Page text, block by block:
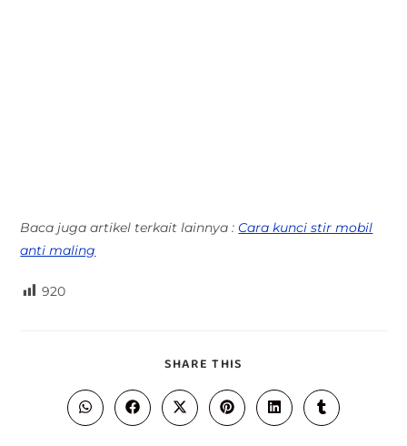
Baca juga artikel terkait lainnya : Cara kunci stir mobil
anti maling
920
SHARE THIS